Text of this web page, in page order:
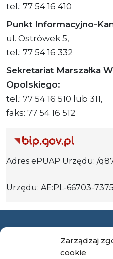
Zarządzaj
cookie
tel.: 77 54 16 410
Punkt Informacyjno-
ul. Ostrówek 5,
tel.: 77 54 16 332
Sekretariat Marszałka
Opolskiego:
tel.: 77 54 16 510 lub 311,
faks: 77 54 16 512
Adres ePUAP Urzędu: /
Adres do
Urzędu: AE:PL-66703-
Klauzula informacyjna RODO